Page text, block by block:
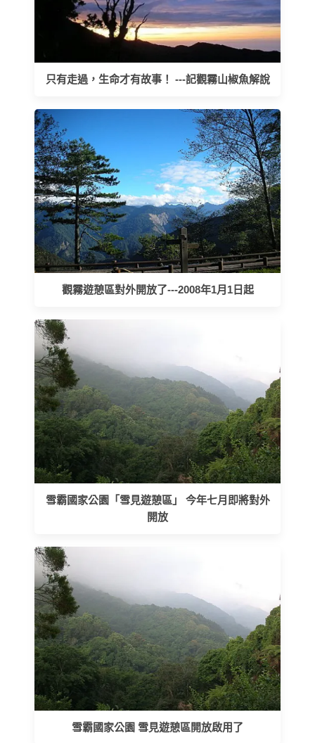
只有走過，生命才有故事！ ---記觀霧山椒魚解說
觀霧遊憩區對外開放了---2008年1月1日起
雪霸國家公園「雪見遊憩區」 今年七月即將對外
開放
雪霸國家公園 雪見遊憩區開放啟用了